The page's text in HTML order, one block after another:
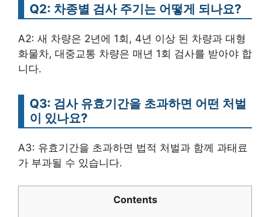
Q2: 차종별 검사 주기는 어떻게 되나요?
A2: 새 차량은 2년에 1회, 4년 이상 된 차량과 대형
화물차, 대중교통 차량은 매년 1회 검사를 받아야 합
니다.
Q3: 검사 유효기간을 초과하면 어떤 처벌
이 있나요?
A3: 유효기간을 초과하면 법적 처벌과 함께 과태료
가 부과될 수 있습니다.
Contents